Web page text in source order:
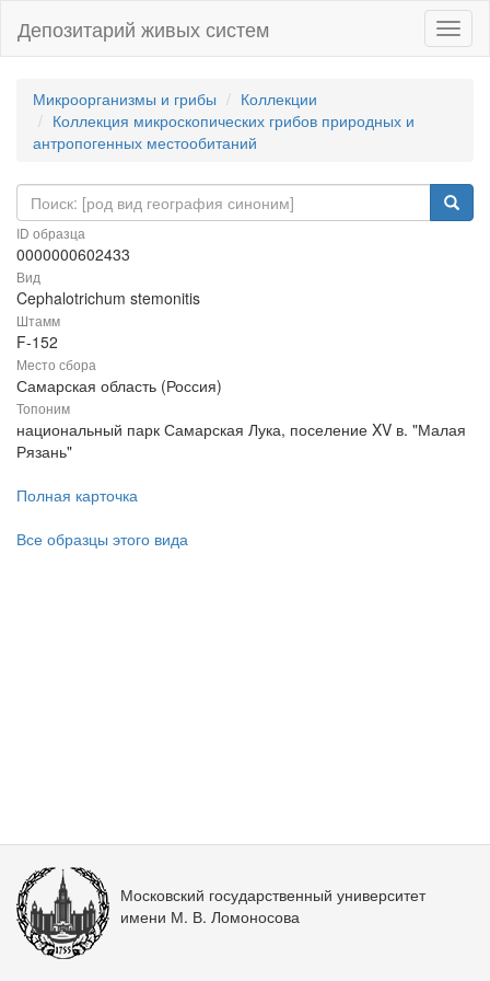
Депозитарий живых систем
Микроорганизмы и грибы
Коллекции
Коллекция микроскопических грибов природных и
антропогенных местообитаний
ID образца
0000000602433
Вид
Cephalotrichum stemonitis
Штамм
F-152
Место сбора
Самарская область (Россия)
Топоним
национальный парк Самарская Лука, поселение XV в. "Малая
Рязань"
Полная карточка
Все образцы этого вида
Московский государственный университет
имени М. В. Ломоносова